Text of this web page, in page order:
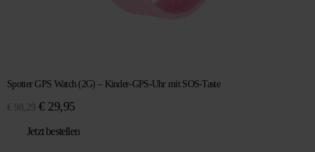
Spotter GPS Watch (2G) – Kinder-GPS-Uhr mit SOS-Taste
€ 98,29 Ursprünglicher
war:
€29,95
ist:
Jetzt bestellen